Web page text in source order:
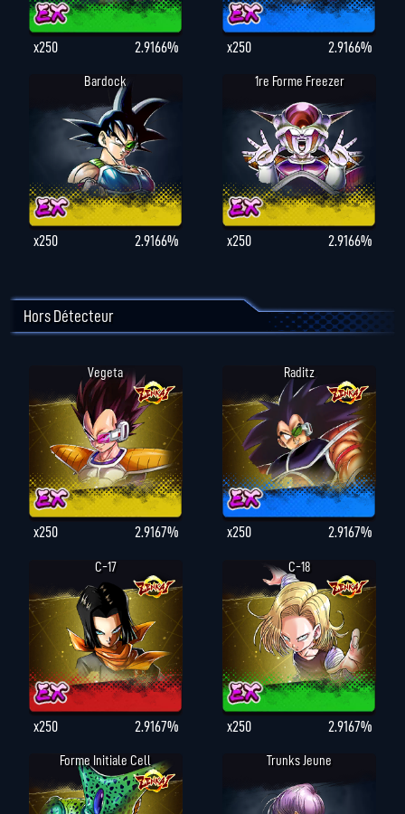
x250 2.9166% x250 2.9166%
Bardock
x250 2.9166%
1re Forme Freezer
x250 2.9166%
Hors Détecteur
Vegeta
x250 2.9167%
Raditz
x250 2.9167%
C-17
x250 2.9167%
C-18
x250 2.9167%
Forme Initiale Cell Trunks Jeune